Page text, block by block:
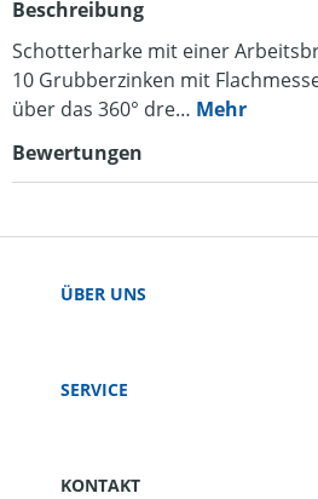
Beschreibung
Schotterharke mit einer
10 Grubberzinken mit
über das 360° dre… Mehr
Bewertungen
ÜBER UNS
SERVICE
KONTAKT